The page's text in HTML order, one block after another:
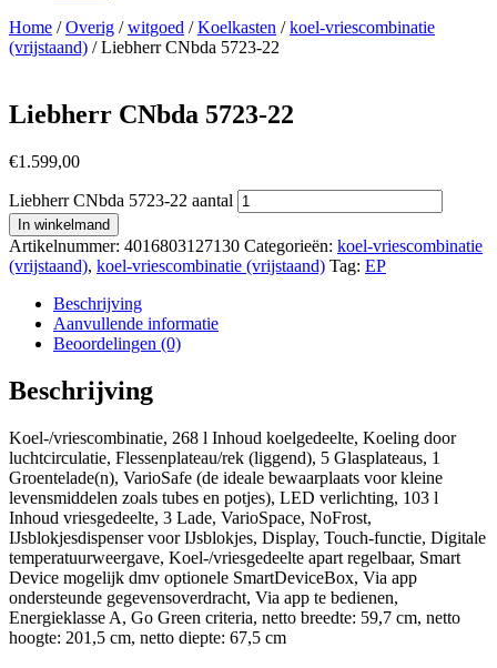
Home /Overig /witgoed /Koelkasten /koel-vriescombinatie
(vrijstaand) / Liebherr CNbda 5723-22
Liebherr CNbda 5723-22
€1.599,00
Liebherr CNbda 5723-22 aantal
In winkelmand
Artikelnummer: 4016803127130 Categorieën: koel-vriescombinatie
(vrijstaand), koel-vriescombinatie (vrijstaand) Tag: EP
Beschrijving
Aanvullende informatie
Beoordelingen (0)
Beschrijving
Koel-/vriescombinatie, 268 l Inhoud koelgedeelte, Koeling door
luchtcirculatie, Flessenplateau/rek (liggend), 5 Glasplateaus, 1
Groentelade(n), VarioSafe (de ideale bewaarplaats voor kleine
levensmiddelen zoals tubes en potjes), LED verlichting, 103 l
Inhoud vriesgedeelte, 3 Lade, VarioSpace, NoFrost,
IJsblokjesdispenser voor IJsblokjes, Display, Touch-functie, Digitale
temperatuurweergave, Koel-/vriesgedeelte apart regelbaar, Smart
Device mogelijk dmv optionele SmartDeviceBox, Via app
ondersteunde gegevensoverdracht, Via app te bedienen,
Energieklasse A, Go Green criteria, netto breedte: 59,7 cm, netto
hoogte: 201,5 cm, netto diepte: 67,5 cm